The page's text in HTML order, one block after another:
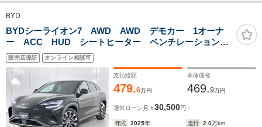
BYD
BYDシーライオン7 AWD AWD デモカー 1オーナ
ー ACC HUD シートヒーター ベンチレーション
ガラスルーフ 無線充電 本革レザー
販売店保証 オンライン相談可
支払総額
479.6万円
本体価格
469.9万円
通常ローン 月々30,500円
年式 2025年 走行 2.0万km